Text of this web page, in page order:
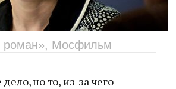
роман», Мосфильм
но то, из-за чего